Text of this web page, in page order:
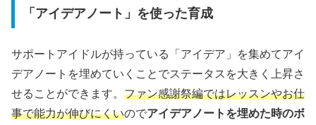
「アイデアノート」を使った育成
サポートアイドルが持っている「アイデア」を集めてアイ
デアノートを埋めていくことでステータスを大きく上昇さ
せることができます。 ファン感謝祭編ではレッスンやお仕
事で能力が伸びにくいのでアイデアノートを埋めた時のボ